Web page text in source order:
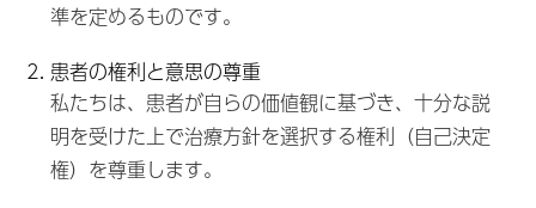
準を定めるものです。
患者の権利と意思の尊重
私たちは、患者が自らの価値観に基づき、十分な説
明を受けた上で治療方針を選択する権利（自己決定
権）を尊重します。